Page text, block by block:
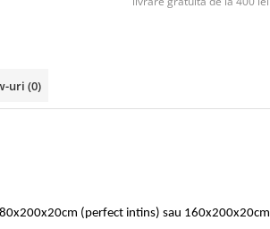
uri (0)
(perfect intins) sau 160x200x20cm